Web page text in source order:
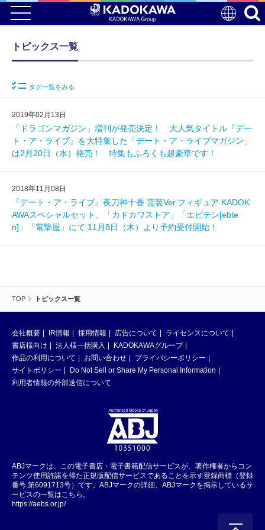
TOP トピックス一覧
トピックス一覧
タグ一覧をみる
2019年02月13日
「ドラゴンマガジン」増刊が発売決定！ 大人気タイトル『デー
ト・ア・ライブ』を大特集した「デート・ア・ライブマガジン」
は2月20日（水）発売！ 特集もふろくも超豪華です！
2018年11月08日
『デート・ア・ライブ』夜刀神十香 霊装Ver.フィギュア KADOK
AWAスペシャルセット、「カドカワストア」「エビテン[ebte
n]」「電撃屋」にて 11月8日（木）より予約受付開始！
会社概要 IR情報 採用情報 広告について
ライセンスについて
書店様向け
法人様一括購入
KADOKAWAグループ
作品の利用について
お問い合わせ
プライバシーポリシー
サイトポリシー
Do Not Sell or Share My Personal Information
利用者情報の外部送信について
ABJマークは、この電子書店・電子書籍配信サービスが、著作権者からコン
テンツ使用許諾を得た正規版配信サービスであることを示す登録商標（登録
番号 第6091713号）です。ABJマークの詳細、ABJマークを掲示しているサ
ービスの一覧はこちら。
https://aebs.or.jp/